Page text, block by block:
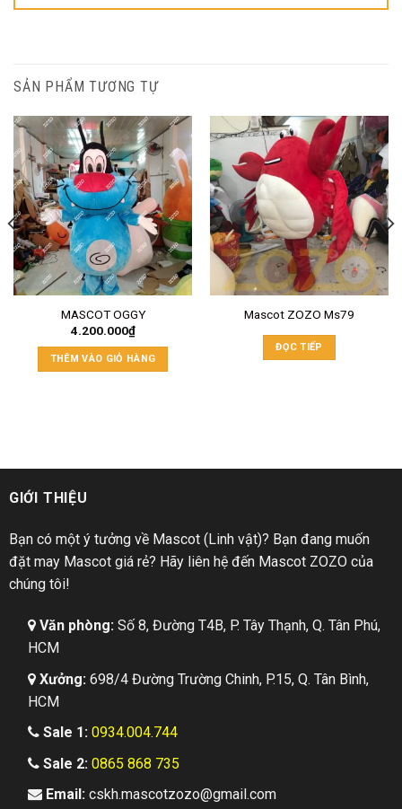
SẢN PHẨM TƯƠNG TỰ
MASCOT OGGY
4.200.000₫
THÊM VÀO GIỎ HÀNG
Mascot ZOZO Ms79
ĐỌC TIẾP
GIỚI THIỆU
Bạn có một ý tưởng về Mascot (Linh vật)? Bạn đang muốn
đặt may Mascot giá rẻ? Hãy liên hệ đến Mascot ZOZO của
chúng tôi!
Văn phòng:Số 8, Đường T4B, P. Tây Thạnh, Q. Tân Phú,
HCM
Xưởng: 698/4 Đường Trường Chinh, P.15, Q. Tân Bình,
HCM
Sale 1: 0934.004.744
Sale 2: 0865 868 735
Email:cskh.mascotzozo@gmail.com